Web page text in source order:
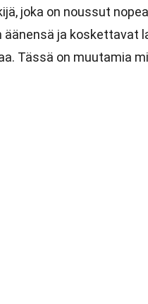
joka on noussut
ja koskettavat
Tässä on muutamia